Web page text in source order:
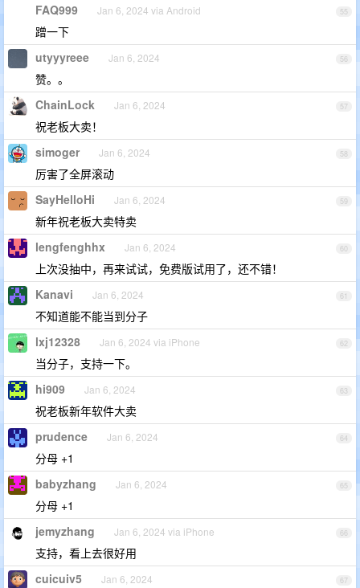
55
FAQ999 Jan 6, 2024 via Android
蹭一下
56
utyyyreee Jan 6, 2024
赞。。
57
ChainLock Jan 6, 2024
祝老板大卖！
58
simoger Jan 6, 2024
厉害了全屏滚动
59
SayHelloHi Jan 6, 2024
新年祝老板大卖特卖
60
lengfenghhx Jan 6, 2024
上次没抽中，再来试试，免费版试用了，还不错！
61
Kanavi Jan 6, 2024
不知道能不能当到分子
62
lxj12328 Jan 6, 2024 via iPhone
当分子，支持一下。
63
hi909 Jan 6, 2024
祝老板新年软件大卖
64
prudence Jan 6, 2024
分母 +1
65
babyzhang Jan 6, 2024
分母 +1
66
jemyzhang Jan 6, 2024 via iPhone
支持，看上去很好用
67
cuicuiv5 Jan 6, 2024